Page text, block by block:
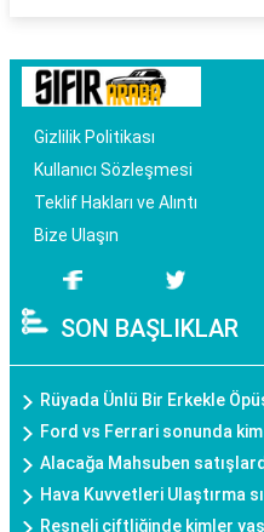
Gizlilik Politikası
Kullanıcı Sözleşmesi
Teklif Hakları ve Alıntı
Bize Ulaşın
SON BAŞLIKLAR
Rüyada Ünlü Bir Erkekle
Ford vs Ferrari sonunda kim
Alacağa Mahsuben
Hava Kuvvetleri Ulaştırma
Resneli çiftliğinde kimler